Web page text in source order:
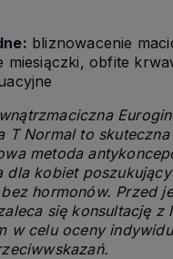
bliznowacenie
miesiączki, obfite
T Normal to skuteczna
metoda
dla kobiet
hormonów. Przed
się konsultację z
w celu oceny